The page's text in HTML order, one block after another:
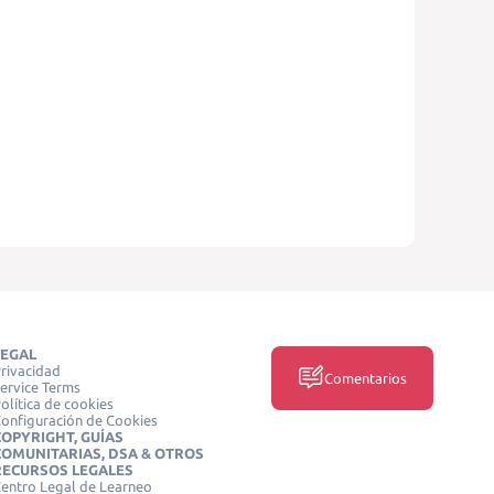
Terms
de cookies
de Cookies
GUÍAS
DSA & OTROS
LEGALES
Legal de Learneo
Comentarios